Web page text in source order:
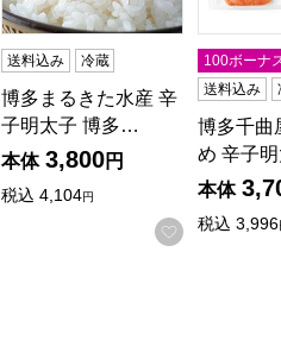
送料込み 冷蔵
博多まるきた水産 辛
子明太子 博多…
本体 3,800円
税込 4,104円
お気に入り
100ボーナ
送料込み
博多千曲
め 辛子
本体
税込 3,996